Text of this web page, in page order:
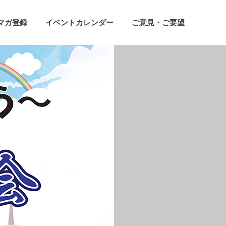
ガ登録 イベントカレンダー ご意見・ご要望